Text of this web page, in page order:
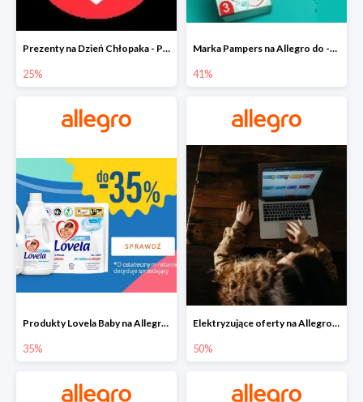
Prezenty na Dzień Chłopaka - Produkty SOXO do -25%
25%
Marka Pampers na Allegro do -41%
41%
Produkty Lovela Baby na Allegro do -35%
35%
Elektryzujące oferty na Allegro do -50%
50%